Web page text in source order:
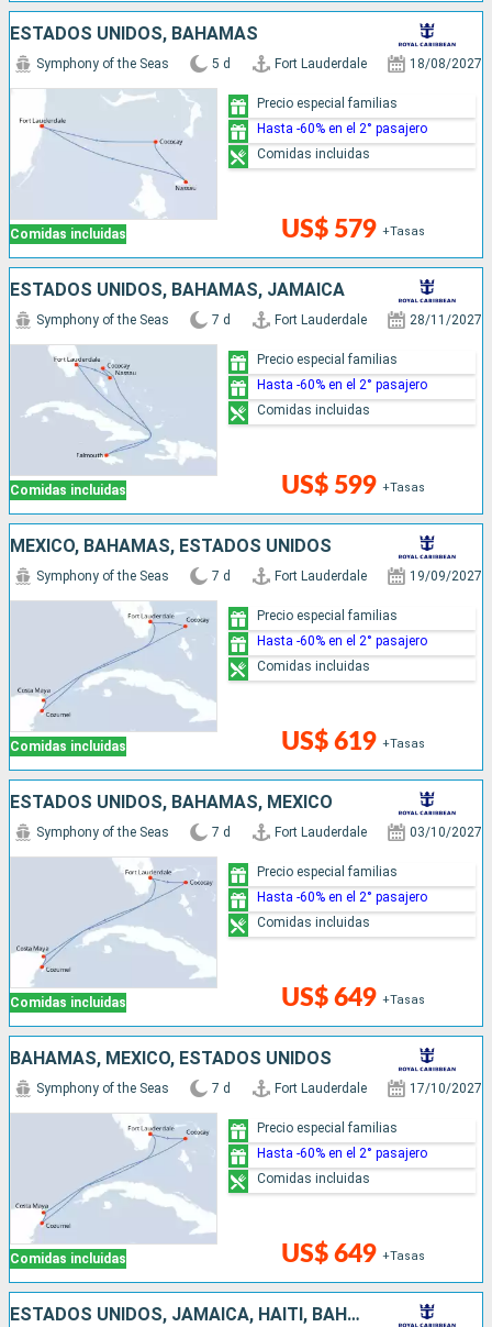
ESTADOS UNIDOS, BAHAMAS
Comidas incluidas
Symphony of the Seas 5 d Fort Lauderdale 18/08/2027
US$ 579 +Tasas
Precio especial familias
Hasta -60% en el 2° pasajero
Comidas incluidas
ESTADOS UNIDOS, BAHAMAS, JAMAICA
Comidas incluidas
Symphony of the Seas 7 d Fort Lauderdale 28/11/2027
US$ 599 +Tasas
Precio especial familias
Hasta -60% en el 2° pasajero
Comidas incluidas
MÉXICO, BAHAMAS, ESTADOS UNIDOS
Comidas incluidas
Symphony of the Seas 7 d Fort Lauderdale 19/09/2027
US$ 619 +Tasas
Precio especial familias
Hasta -60% en el 2° pasajero
Comidas incluidas
ESTADOS UNIDOS, BAHAMAS, MÉXICO
Comidas incluidas
Symphony of the Seas 7 d Fort Lauderdale 03/10/2027
US$ 649 +Tasas
Precio especial familias
Hasta -60% en el 2° pasajero
Comidas incluidas
BAHAMAS, MÉXICO, ESTADOS UNIDOS
Comidas incluidas
Symphony of the Seas 7 d Fort Lauderdale 17/10/2027
US$ 649 +Tasas
Precio especial familias
Hasta -60% en el 2° pasajero
Comidas incluidas
ESTADOS UNIDOS, JAMAICA, HAITI, BAHAMAS